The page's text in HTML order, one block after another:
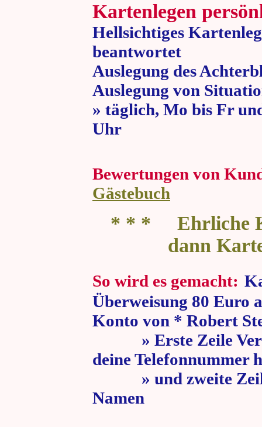
Kartenlegen
Hellsichtiges
beantwortet
Auslegung des
Auslegung von
» täglich, Mo bis Fr
Uhr » 80
Bewertungen von
Gästebuch
* * * Ehrliche
dann
So wird es gemacht:
Überweisung 80 Euro
Konto von * Robert
» Erste Zeile
deine Telefonnummer
» und zweite Zeile
Namen